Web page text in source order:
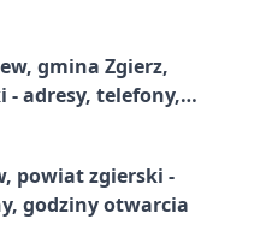
gmina Zgierz,
- adresy, telefony,
powiat zgierski -
godziny otwarcia